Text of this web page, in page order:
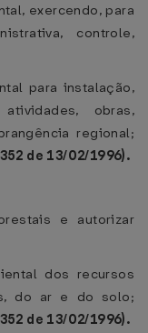
exercendo, para
controle,
para instalação,
obras,
regional;
de 13/02/1996).
e autorizar
dos recursos
do ar e do solo;
de 13/02/1996).